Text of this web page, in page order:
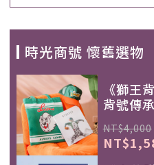
時光商號 懷舊選物
《獅王
背號傳
NT$4,000